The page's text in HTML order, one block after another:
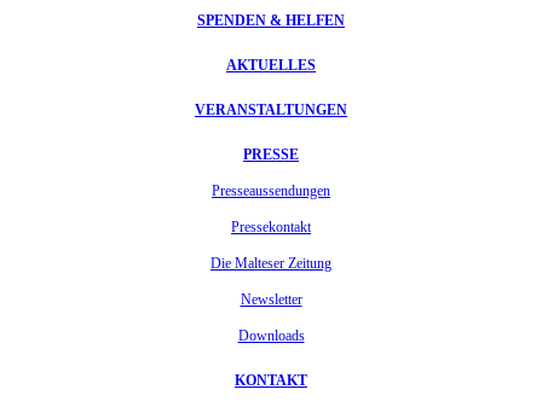
SPENDEN & HELFEN
AKTUELLES
VERANSTALTUNGEN
PRESSE
Presseaussendungen
Pressekontakt
Die Malteser Zeitung
Newsletter
Downloads
KONTAKT